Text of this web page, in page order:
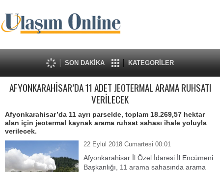
SON DAKİKA KATEGORİLER
AFYONKARAHİSAR’DA 11 ADET JEOTERMAL ARAMA RUHSATI
VERİLECEK
Afyonkarahisar’da 11 ayrı parselde, toplam 18.269,57 hektar
alan için jeotermal kaynak arama ruhsat sahası ihale yoluyla
verilecek.
22 Eylül 2018 Cumartesi 00:01
Afyonkarahisar İl Özel İdaresi İl Encümeni
Başkanlığı, 11 arama sahasında arama